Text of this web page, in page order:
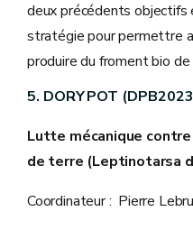
deux précédents
stratégie pour permettre
produire du froment bio
5. DORYPOT
Lutte mécanique
de terre (Leptinotarsa
Coordinateur : Pierre